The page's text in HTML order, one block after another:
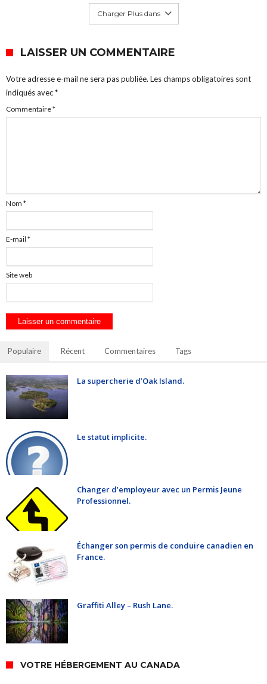
Charger Plus dans
LAISSER UN COMMENTAIRE
Votre adresse e-mail ne sera pas publiée. Les champs obligatoires sont
indiqués avec*
Commentaire*
Nom *
E-mail *
Site web
Populaire Récent Commentaires Tags
La supercherie d’Oak Island.
Le statut implicite.
Changer d’employeur avec un Permis Jeune
Professionnel.
Échanger son permis de conduire canadien en
France.
Graffiti Alley – Rush Lane.
VOTRE HÉBERGEMENT AU CANADA